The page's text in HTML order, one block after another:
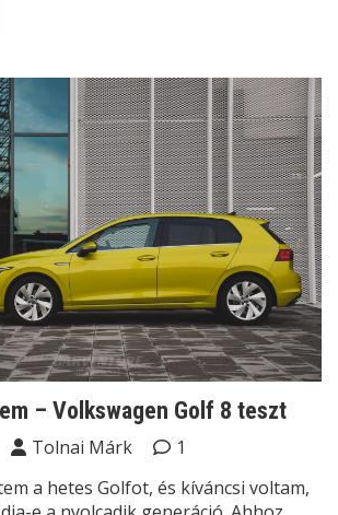
– Volkswagen Golf 8 teszt
Tolnai Márk
1
a hetes Golfot, és kíváncsi voltam,